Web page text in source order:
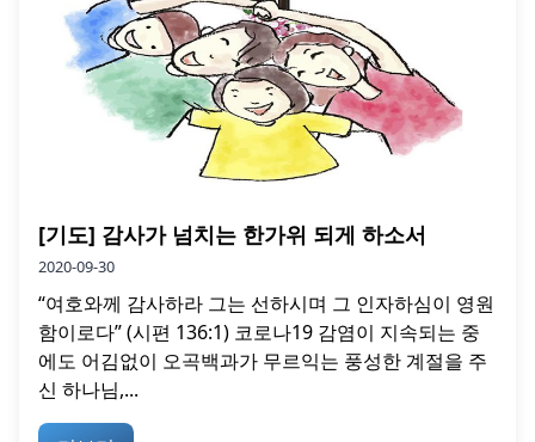
[기도] 감사가 넘치는 한가위 되게 하소서
2020-09-30
“여호와께 감사하라 그는 선하시며 그 인자하심이 영원
함이로다” (시편 136:1) 코로나19 감염이 지속되는 중
에도 어김없이 오곡백과가 무르익는 풍성한 계절을 주
신 하나님,...